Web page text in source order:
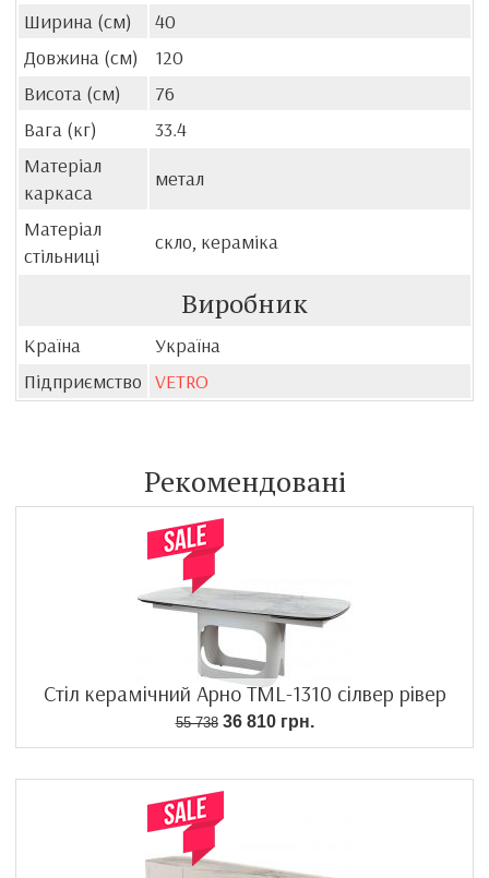
Ширина (см)
40
Довжина (см)
120
Висота (см)
76
Вага (кг)
33.4
Матеріал
каркаса
метал
Матеріал
стільниці
скло, кераміка
Виробник
Країна
Україна
Підприємство VETRO
Рекомендовані
Стіл керамічний Арно TML-1310 сілвер рівер
55 73836 810 грн.